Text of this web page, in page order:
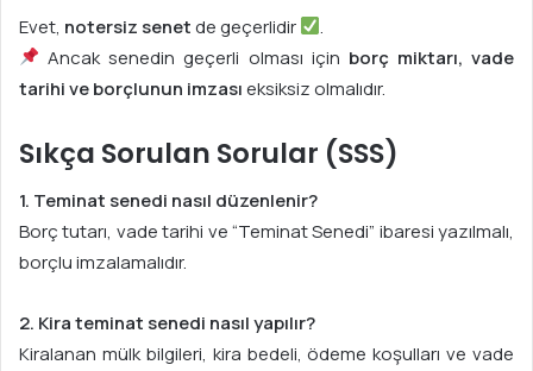
Evet, notersiz senetde geçerlidir
.
Ancak senedin geçerli olması için borç miktarı, vade
tarihi ve borçlunun imzasıeksiksiz olmalıdır.
Sıkça Sorulan Sorular (SSS)
1. Teminat senedi nasıl düzenlenir?
Borç tutarı, vade tarihi ve “Teminat Senedi” ibaresi yazılmalı,
borçlu imzalamalıdır.
2. Kira teminat senedi nasıl yapılır?
Kiralanan mülk bilgileri, kira bedeli, ödeme koşulları ve vade